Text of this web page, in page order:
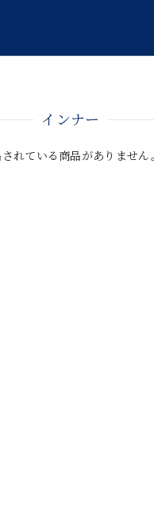
インナー
れている商品がありません。